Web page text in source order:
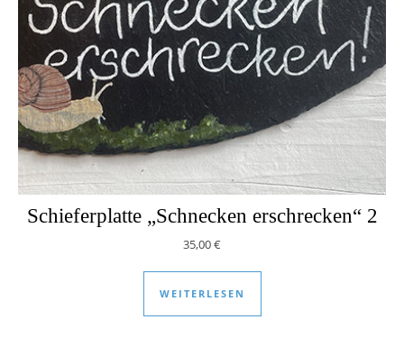
Schieferplatte „Schnecken erschrecken“ 2
35,00€
WEITERLESEN